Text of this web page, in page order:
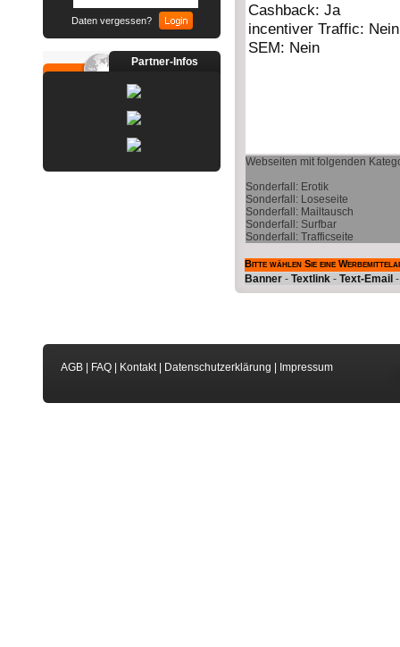
Daten vergessen?
Partner-Infos
Webseiten mit folgenden
Sonderfall: Erotik
Sonderfall: Loseseite
Sonderfall: Mailtausch
Sonderfall: Surfbar
Sonderfall: Trafficseite
Bitte wählen Sie eine
Banner - Textlink - Text-Email
AGB FAQ Kontakt| Datenschutzerklärung Impressum